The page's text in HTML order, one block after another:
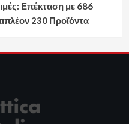
Επέκταση με 686
230 Προϊόντα